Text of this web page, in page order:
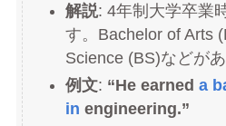
解説: 4年制大学卒業
す。Bachelor of Arts
Science (BS)などがあ
例文: “He earned a
in engineering.”